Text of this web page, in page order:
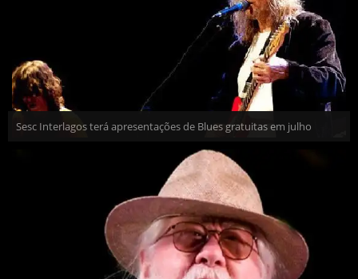
Sesc Interlagos terá apresentações de Blues gratuitas em julho